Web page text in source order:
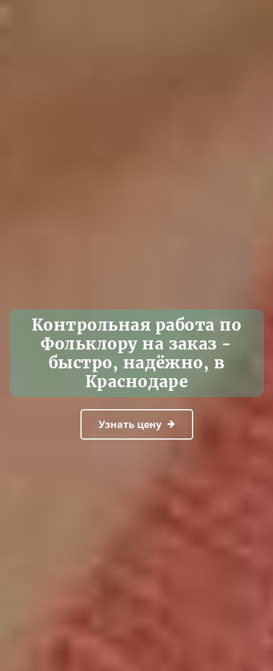
Контрольная работа по
Фольклору на заказ -
быстро, надёжно, в
Краснодаре
Узнать цену